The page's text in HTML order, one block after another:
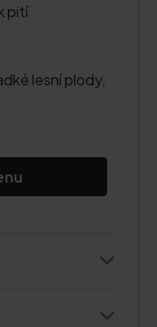
pití
lesní plody,